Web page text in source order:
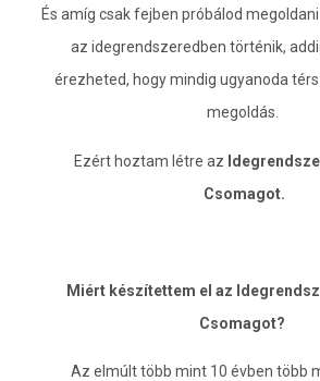
És amíg csak fejben próbálod
az idegrendszeredben történik,
érezheted, hogy mindig ugyanoda
megoldás.
Ezért hoztam létre az
Csomagot.
Miért készítettem el az
Csomagot?
Az elmúlt több mint 10 évben több